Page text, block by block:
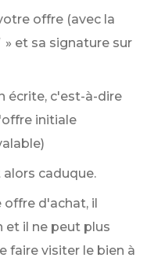
offre (avec la
» et sa signature sur
écrite, c'est-à-dire
initiale
caduque.
offre d'achat, il
et il ne peut plus
faire visiter le bien à